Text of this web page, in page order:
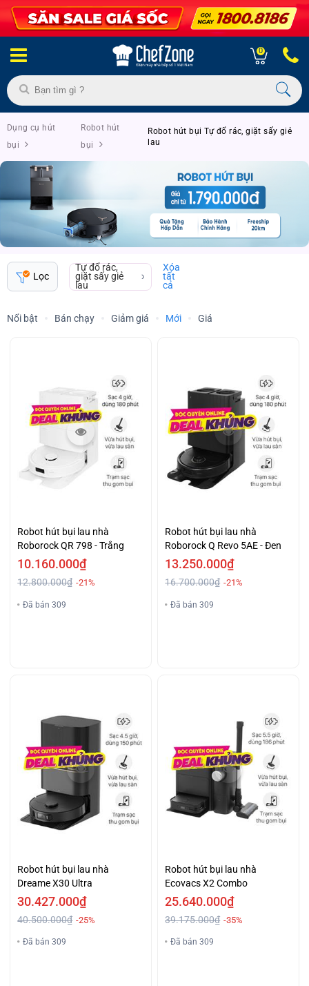
0
Dụng cụ hút
bụi
Robot hút
bụi
Robot hút bụi Tự đổ rác, giặt sấy giẻ
lau
Lọc
Tự đổ rác,
giặt sấy giẻ
lau
Xóa
tất
cả
Nổi bật Bán chạy Giảm giá Mới Giá
Robot hút bụi lau nhà
Roborock QR 798 - Trắng
10.160.000₫
12.800.000₫ -21%
Đã bán 309
Robot hút bụi lau nhà
Roborock Q Revo 5AE - Đen
13.250.000₫
16.700.000₫ -21%
Đã bán 309
Robot hút bụi lau nhà
Dreame X30 Ultra
30.427.000₫
40.500.000₫ -25%
Đã bán 309
Robot hút bụi lau nhà
Ecovacs X2 Combo
25.640.000₫
39.175.000₫ -35%
Đã bán 309